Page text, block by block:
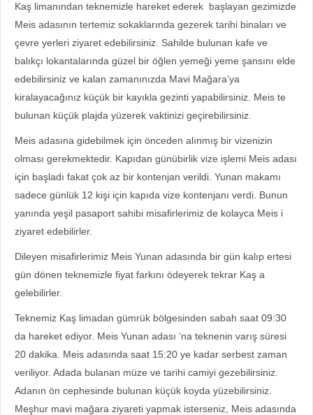
Kaş limanından teknemizle hareket ederek başlayan gezimizde
Meis adasının tertemiz sokaklarında gezerek tarihi binaları ve
çevre yerleri ziyaret edebilirsiniz. Sahilde bulunan kafe ve
balıkçı lokantalarında güzel bir öğlen yemeği yeme şansını elde
edebilirsiniz ve kalan zamanınızda Mavi Mağara’ya
kiralayacağınız küçük bir kayıkla gezinti yapabilirsiniz. Meis te
bulunan küçük plajda yüzerek vaktinizi geçirebilirsiniz.
Meis adasına gidebilmek için önceden alınmış bir vizenizin
olması gerekmektedir. Kapıdan günübirlik vize işlemi Meis adası
için başladı fakat çok az bir kontenjan verildi. Yunan makamı
sadece günlük 12 kişi için kapıda vize kontenjanı verdi. Bunun
yanında yeşil pasaport sahibi misafirlerimiz de kolayca Meis i
ziyaret edebilirler.
Dileyen misafirlerimiz Meis Yunan adasında bir gün kalıp ertesi
gün dönen teknemizle fiyat farkını ödeyerek tekrar Kaş a
gelebilirler.
Teknemiz Kaş limadan gümrük bölgesinden sabah saat 09:30
da hareket ediyor. Meis Yunan adası ‘na teknenin varış süresi
20 dakika. Meis adasında saat 15:20 ye kadar serbest zaman
veriliyor. Adada bulanan müze ve tarihi camiyi gezebilirsiniz.
Adanın ön cephesinde bulunan küçük koyda yüzebilirsiniz.
Meşhur mavi mağara ziyareti yapmak isterseniz, Meis adasında